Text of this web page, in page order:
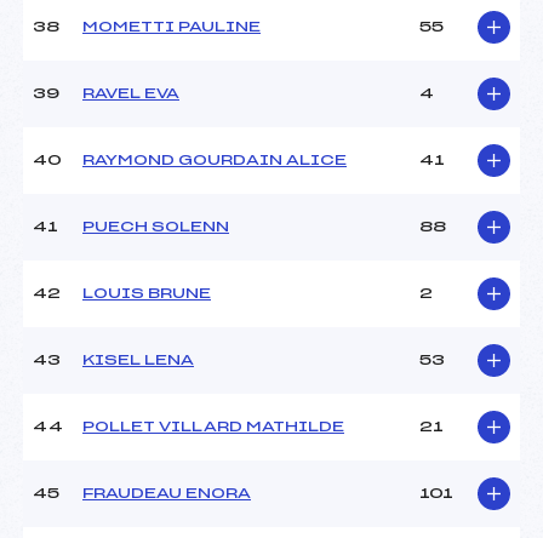
38 MOMETTI PAULINE 55
39 RAVEL EVA 4
40 RAYMOND GOURDAIN ALICE 41
41 PUECH SOLENN 88
42 LOUIS BRUNE 2
43 KISEL LENA 53
44 POLLET VILLARD MATHILDE 21
45 FRAUDEAU ENORA 101